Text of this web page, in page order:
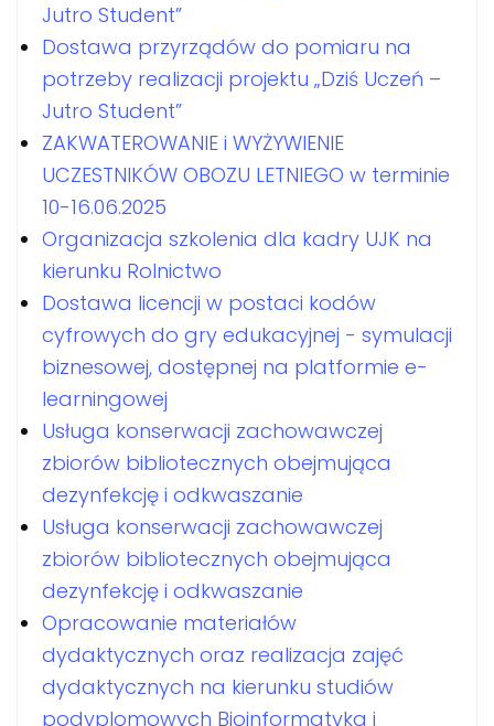
Jutro Student”
Dostawa przyrządów do pomiaru na
potrzeby realizacji projektu „Dziś Uczeń –
Jutro Student”
ZAKWATEROWANIE i WYŻYWIENIE
UCZESTNIKÓW OBOZU LETNIEGO w terminie
10-16.06.2025
Organizacja szkolenia dla kadry UJK na
kierunku Rolnictwo
Dostawa licencji w postaci kodów
cyfrowych do gry edukacyjnej - symulacji
biznesowej, dostępnej na platformie e-
learningowej
Usługa konserwacji zachowawczej
zbiorów bibliotecznych obejmująca
dezynfekcję i odkwaszanie
Usługa konserwacji zachowawczej
zbiorów bibliotecznych obejmująca
dezynfekcję i odkwaszanie
Opracowanie materiałów
dydaktycznych oraz realizacja zajęć
dydaktycznych na kierunku studiów
podyplomowych Bioinformatyka i